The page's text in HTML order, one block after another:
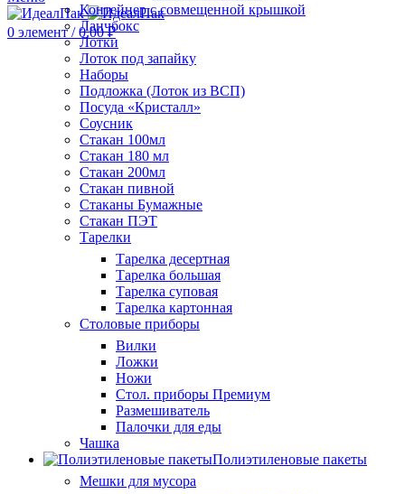
0 элемент / 0.00₽
Контейнер с совмещенной крышкой
Ланчбокс
Лотки
Лоток под запайку
Наборы
Подложка (Лоток из ВСП)
Посуда «Кристалл»
Соусник
Стакан 100мл
Стакан 180 мл
Стакан 200мл
Стакан пивной
Стаканы Бумажные
Стакан ПЭТ
Тарелки
Тарелка десертная
Тарелка большая
Тарелка суповая
Тарелка картонная
Столовые приборы
Вилки
Ложки
Ножи
Стол. приборы Премиум
Размешиватель
Палочки для еды
Чашка
Полиэтиленовые пакеты
Мешки для мусора